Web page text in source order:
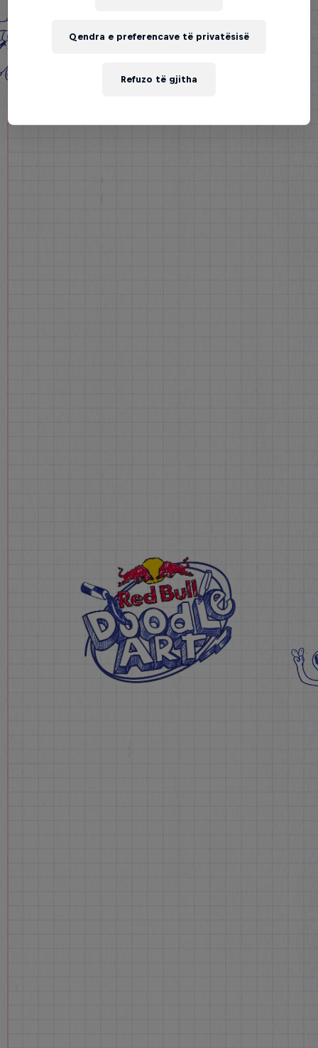
Refuzo të gjitha
Qendra e preferencave të privatësisë